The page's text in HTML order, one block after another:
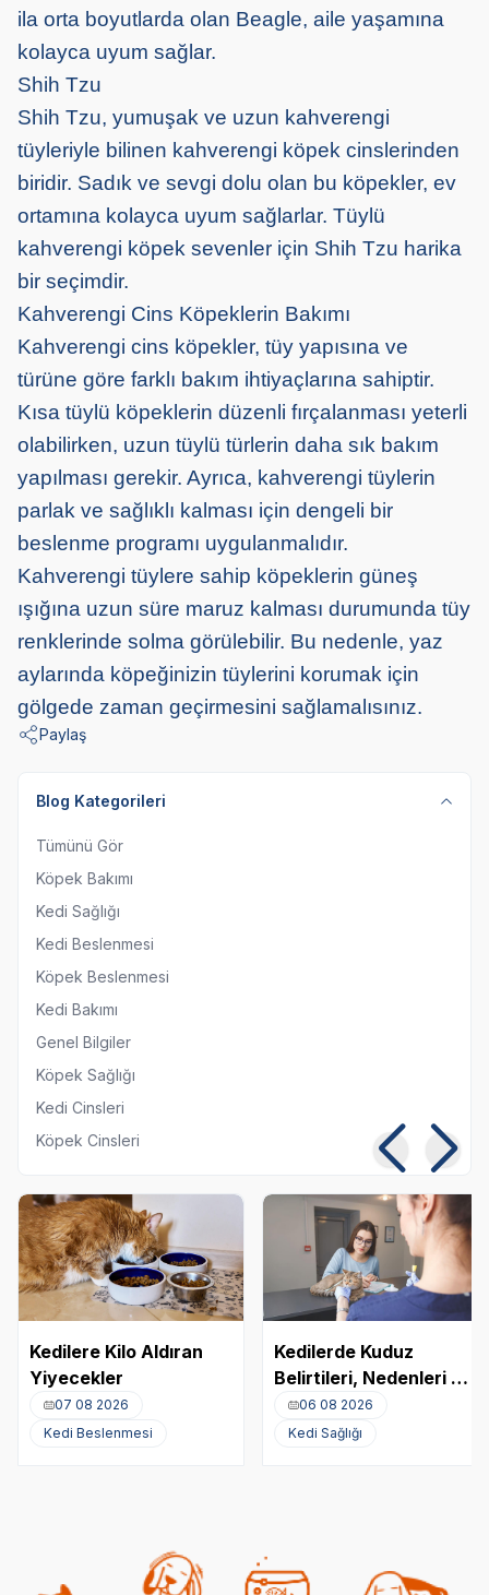
ila orta boyutlarda olan Beagle, aile yaşamına
kolayca uyum sağlar.
Shih Tzu
Shih Tzu, yumuşak ve uzun kahverengi
tüyleriyle bilinen kahverengi köpek cinslerinden
biridir. Sadık ve sevgi dolu olan bu köpekler, ev
ortamına kolayca uyum sağlarlar. Tüylü
kahverengi köpek sevenler için Shih Tzu harika
bir seçimdir.
Kahverengi Cins Köpeklerin Bakımı
Kahverengi cins köpekler, tüy yapısına ve
türüne göre farklı bakım ihtiyaçlarına sahiptir.
Kısa tüylü köpeklerin düzenli fırçalanması yeterli
olabilirken, uzun tüylü türlerin daha sık bakım
yapılması gerekir. Ayrıca, kahverengi tüylerin
parlak ve sağlıklı kalması için dengeli bir
beslenme programı uygulanmalıdır.
Kahverengi tüylere sahip köpeklerin güneş
ışığına uzun süre maruz kalması durumunda tüy
renklerinde solma görülebilir. Bu nedenle, yaz
aylarında köpeğinizin tüylerini korumak için
gölgede zaman geçirmesini sağlamalısınız.
Paylaş
Blog Kategorileri
Tümünü Gör
Köpek Bakımı
Kedi Sağlığı
Kedi Beslenmesi
Köpek Beslenmesi
Kedi Bakımı
Genel Bilgiler
Köpek Sağlığı
Kedi Cinsleri
Köpek Cinsleri
Kedilere Kilo Aldıran
Yiyecekler
07 08 2026
Kedi Beslenmesi
Kedilerde Kuduz
Belirtileri, Nedenleri ve
Tedavi Yöntemleri
06 08 2026
Kedi Sağlığı